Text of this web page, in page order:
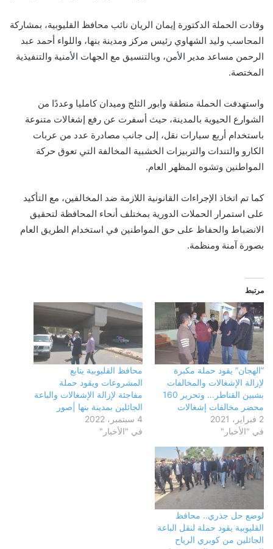
وقادت الحملة الدكتورة إيمان الريان نائب محافظ القليوبية، بمشاركة
المحاسب وليد الشهاوي رئيس مركز ومدينة بنها، واللواء أحمد عبد
الرحمن مساعد مدير الأمن، وبالتنسيق مع الجهات الأمنية والتنفيذية
المختصة.
واستهدفت الحملة منطقة وابور الثلج وميدان كامليا وعددًا من
الشوارع الحيوية بالمدينة، حيث أسفرت عن رفع إشغالات متنوعة
باستخدام أربع سيارات نقل، إلى جانب مصادرة عدد من عربات
الكارو والتندات والتربيزات الخشبية المخالفة التي تعوق حركة
المواطنين وتشوه المظهر العام.
كما تم اتخاذ الإجراءات القانونية اللازمة ضد المخالفين، مع التأكيد
على استمرار الحملات الدورية بمختلف أنحاء المحافظة لتحقيق
الانضباط والحفاظ على حق المواطنين في استخدام الطريق العام
بصورة آمنة ومنظمة.
مرتبط
“الهجان” يقود حملة مكبرة
لإزالة الإشغالات والمخالفات
بشبين القناطر… وتحرير 160
محضر مخالفات إشغالات
2 فبراير، 2021
في "الأخبار"
محافظ القليوبية يتابع
المشروعات ويقود حملة
مفاجئة لإزالة الإشغالات والباعة
الجائلين بمدينة بنها |صور
4 سبتمبر، 2022
في "الأخبار"
لوضع حل جذري.. محافظ
القليوبية يقود حملة لنقل الباعة
الجائلين من كوبري الرياح